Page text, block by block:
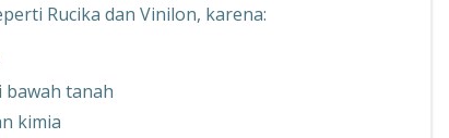
Rucika dan Vinilon, karena:
bawah tanah
kimia